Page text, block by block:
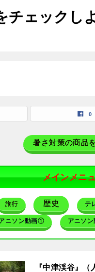
チェックし
0
暑さ対策の商品
メインメニ
旅行 歴史 テ
ニソン動画① アニソ
『中津渓谷』